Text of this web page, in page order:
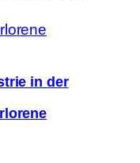
in der